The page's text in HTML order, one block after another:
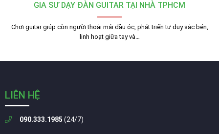
GIA SƯ DẠY ĐÀN GUITAR TẠI NHÀ TPHCM
Chơi guitar giúp còn người thoải mái đầu óc, phát triển tư duy sắc bén,
linh hoạt giữa tay và…
LIÊN HỆ
090.333.1985 (24/7)